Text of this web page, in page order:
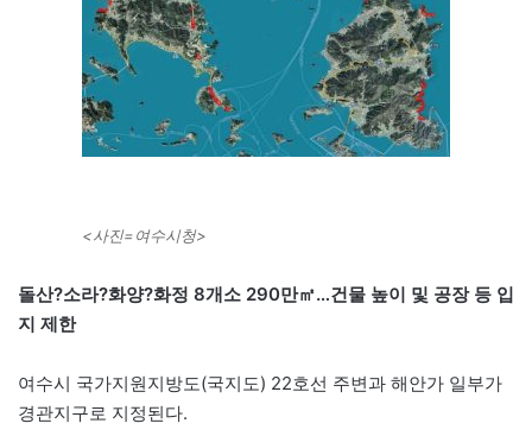
<사진=여수시청>
돌산?소라?화양?화정 8개소 290만㎡…건물 높이 및 공장 등 입
지 제한
여수시 국가지원지방도(국지도) 22호선 주변과 해안가 일부가
경관지구로 지정된다.